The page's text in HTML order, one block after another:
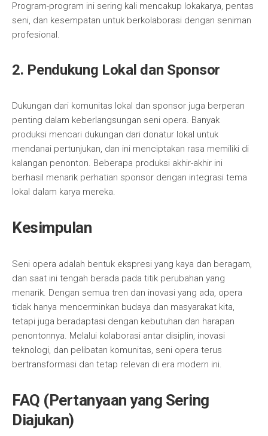
Program-program ini sering kali mencakup lokakarya, pentas
seni, dan kesempatan untuk berkolaborasi dengan seniman
profesional.
2. Pendukung Lokal dan Sponsor
Dukungan dari komunitas lokal dan sponsor juga berperan
penting dalam keberlangsungan seni opera. Banyak
produksi mencari dukungan dari donatur lokal untuk
mendanai pertunjukan, dan ini menciptakan rasa memiliki di
kalangan penonton. Beberapa produksi akhir-akhir ini
berhasil menarik perhatian sponsor dengan integrasi tema
lokal dalam karya mereka.
Kesimpulan
Seni opera adalah bentuk ekspresi yang kaya dan beragam,
dan saat ini tengah berada pada titik perubahan yang
menarik. Dengan semua tren dan inovasi yang ada, opera
tidak hanya mencerminkan budaya dan masyarakat kita,
tetapi juga beradaptasi dengan kebutuhan dan harapan
penontonnya. Melalui kolaborasi antar disiplin, inovasi
teknologi, dan pelibatan komunitas, seni opera terus
bertransformasi dan tetap relevan di era modern ini.
FAQ (Pertanyaan yang Sering
Diajukan)